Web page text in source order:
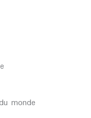
monde